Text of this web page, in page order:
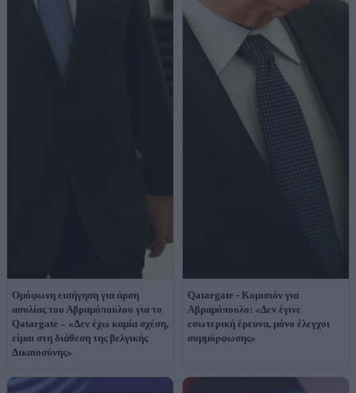
Ομόφωνη εισήγηση για άρση
ασυλίας του Αβραμόπουλου για το
Qatargate – «Δεν έχω καμία σχέση,
είμαι στη διάθεση της βελγικής
Δικαιοσύνης»
Qatargate - Κομισιόν για
Αβραμόπουλο: «Δεν έγινε
εσωτερική έρευνα, μόνο έλεγχοι
συμμόρφωσης»